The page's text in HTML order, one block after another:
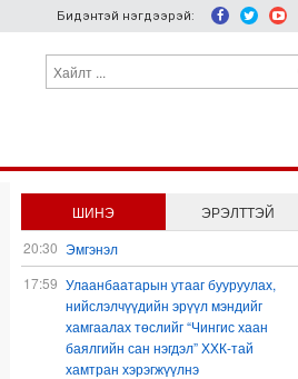
Бидэнтэй нэгдээрэй:
ШИНЭ
ЭРЭЛТТЭЙ
20:30 Эмгэнэл
17:59 Улаанбаатарын утааг бууруулах,
нийслэлчүүдийн эрүүл мэндийг
хамгаалах төслийг “Чингис хаан
баялгийн сан нэгдэл” ХХК-тай
хамтран хэрэгжүүлнэ